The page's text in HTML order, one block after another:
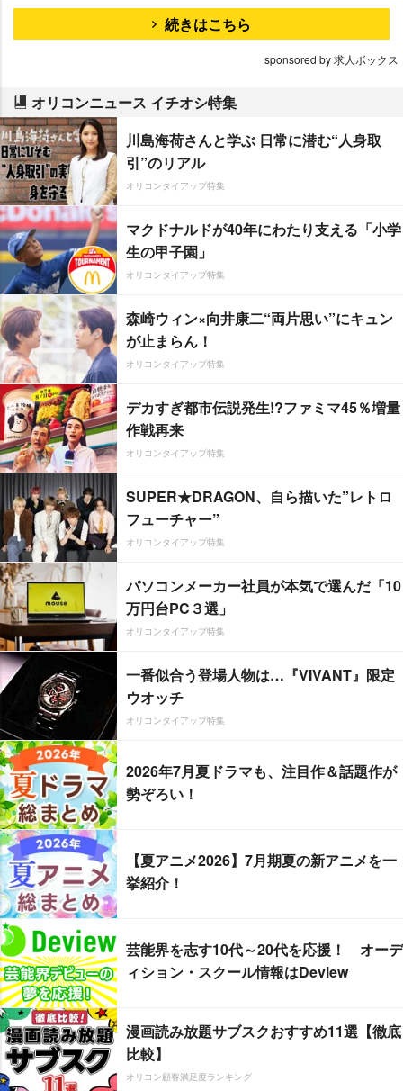
続きはこちら
sponsored by 求人ボックス
オリコンニュース イチオシ特集
川島海荷さんと学ぶ 日常に潜む“人身取
引”のリアル
オリコンタイアップ特集
マクドナルドが40年にわたり支える「小学
生の甲子園」
オリコンタイアップ特集
森崎ウィン×向井康二“両片思い”にキュン
が止まらん！
オリコンタイアップ特集
デカすぎ都市伝説発生!?ファミマ45％増量
作戦再来
オリコンタイアップ特集
SUPER★DRAGON、自ら描いた”レトロ
フューチャー”
オリコンタイアップ特集
パソコンメーカー社員が本気で選んだ「10
万円台PC３選」
オリコンタイアップ特集
一番似合う登場人物は…『VIVANT』限定
ウオッチ
オリコンタイアップ特集
2026年7月夏ドラマも、注目作＆話題作が
勢ぞろい！
【夏アニメ2026】7月期夏の新アニメを一
挙紹介！
芸能界を志す10代～20代を応援！ オーデ
ィション・スクール情報はDeview
漫画読み放題サブスクおすすめ11選【徹底
比較】
オリコン顧客満足度ランキング